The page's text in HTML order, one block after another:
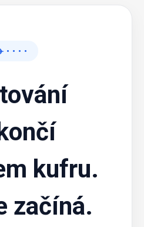
• • • •
kufru.
začíná.